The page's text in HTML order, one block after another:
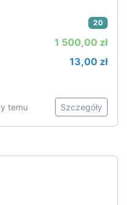
20
1 500,00 zł
13,00 zł
temu Szczegóły